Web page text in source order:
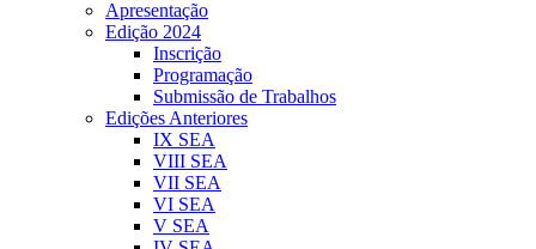
Apresentação
Edição 2024
Inscrição
Programação
Submissão de Trabalhos
Edições Anteriores
IX SEA
VIII SEA
VII SEA
VI SEA
V SEA